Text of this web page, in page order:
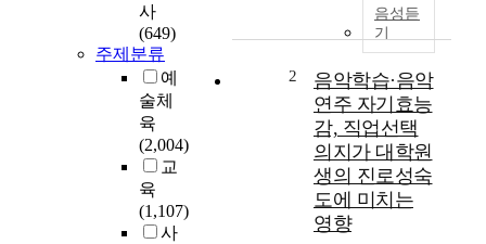
사
(649)
주제분류
예
술체
육
(2,004)
교
육
(1,107)
사
음성듣
기
2
음악학습·음악
연주 자기효능
감, 직업선택
의지가 대학원
생의 진로성숙
도에 미치는
영향